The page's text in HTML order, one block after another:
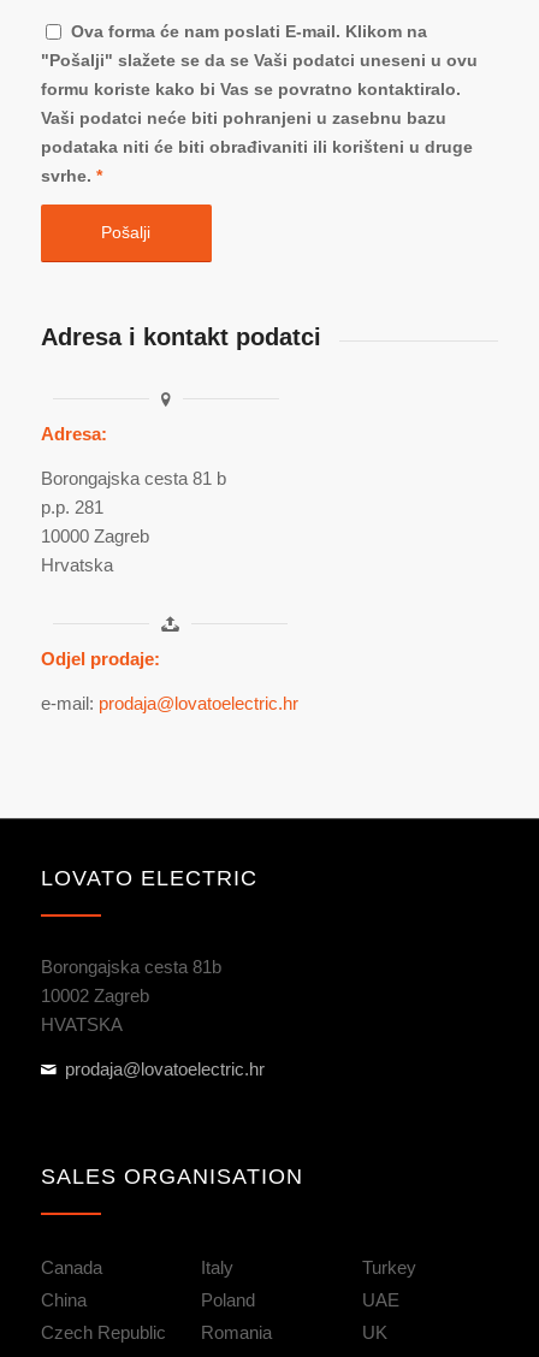
Ova forma će nam poslati E-mail. Klikom na
"Pošalji" slažete se da se Vaši podatci uneseni u ovu
formu koriste kako bi Vas se povratno kontaktiralo.
Vaši podatci neće biti pohranjeni u zasebnu bazu
podataka niti će biti obrađivaniti ili korišteni u druge
svrhe. *
Adresa i kontakt podatci
Adresa:
Borongajska cesta 81 b
p.p. 281
10000 Zagreb
Hrvatska
Odjel prodaje:
e-mail: prodaja@lovatoelectric.hr
LOVATO ELECTRIC
Borongajska cesta 81b
10002 Zagreb
HVATSKA
prodaja@lovatoelectric.hr
SALES ORGANISATION
Canada
China
Czech Republic
Italy
Poland
Romania
Turkey
UAE
UK